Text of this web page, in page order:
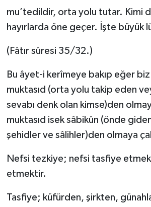
mu’tedildir, orta yolu tutar. Kimi
hayırlarda öne geçer. İşte büyük
(Fâtır sûresi 35/32.)
Bu âyet-i kerîmeye bakıp eğer
muktasıd (orta yolu takip eden
sevabı denk olan kimse)den
muktasıd isek sâbikûn (önde
şehidler ve sâlihler)den olmaya
Nefsi tezkiye; nefsi tasfiye
etmektir.
Tasfiye; küfürden, şirkten,